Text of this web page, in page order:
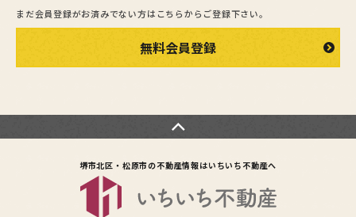
まだ会員登録がお済みでない方はこちらからご登録下さい。
無料会員登録
堺市北区・松原市の不動産情報はいちいち不動産へ